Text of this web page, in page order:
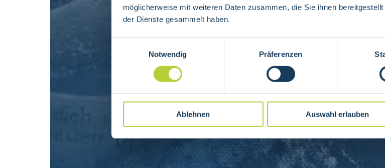
möglicherweise mit weiteren Daten zusammen, die Sie ihnen
der Dienste gesammelt haben.
Notwendig
Präferenzen
Ablehnen Auswahl erlauben